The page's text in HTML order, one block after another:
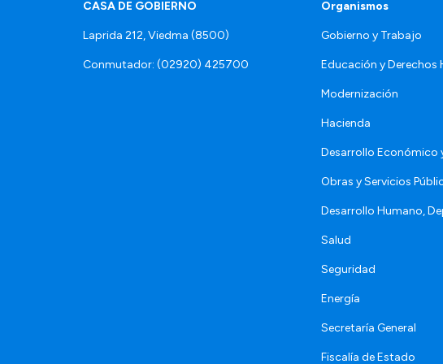
CASA DE GOBIERNO
Laprida 212, Viedma (8500)
Conmutador: (02920) 425700
Organismos
Gobierno y Trabajo
Educación y Derechos
Modernización
Hacienda
Desarrollo Económico
Obras y Servicios
Desarrollo Humano,
Salud
Seguridad
Energía
Secretaría General
Fiscalía de Estado